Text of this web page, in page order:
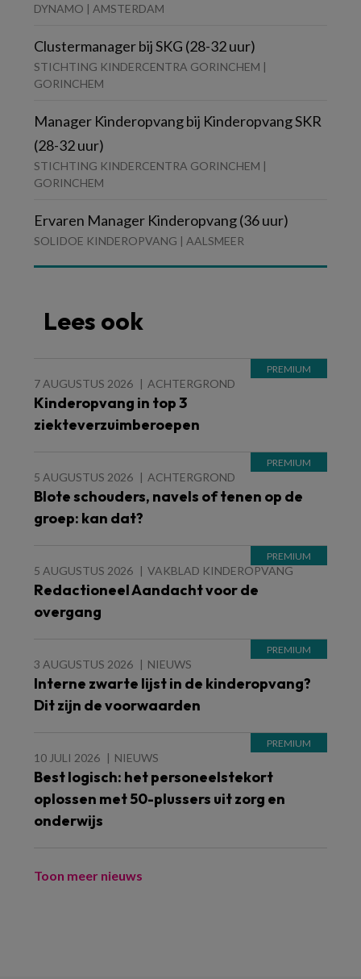
DYNAMO | AMSTERDAM
Clustermanager bij SKG (28-32 uur)
STICHTING KINDERCENTRA GORINCHEM |
GORINCHEM
Manager Kinderopvang bij Kinderopvang SKR
(28-32 uur)
STICHTING KINDERCENTRA GORINCHEM |
GORINCHEM
Ervaren Manager Kinderopvang (36 uur)
SOLIDOE KINDEROPVANG | AALSMEER
Lees ook
7 AUGUSTUS 2026 ACHTERGROND
Kinderopvang in top 3
ziekteverzuimberoepen
5 AUGUSTUS 2026 ACHTERGROND
Blote schouders, navels of tenen op de
groep: kan dat?
5 AUGUSTUS 2026 VAKBLAD KINDEROPVANG
Redactioneel Aandacht voor de
overgang
3 AUGUSTUS 2026 NIEUWS
Interne zwarte lijst in de kinderopvang?
Dit zijn de voorwaarden
10 JULI 2026 NIEUWS
Best logisch: het personeelstekort
oplossen met 50-plussers uit zorg en
onderwijs
Toon meer nieuws